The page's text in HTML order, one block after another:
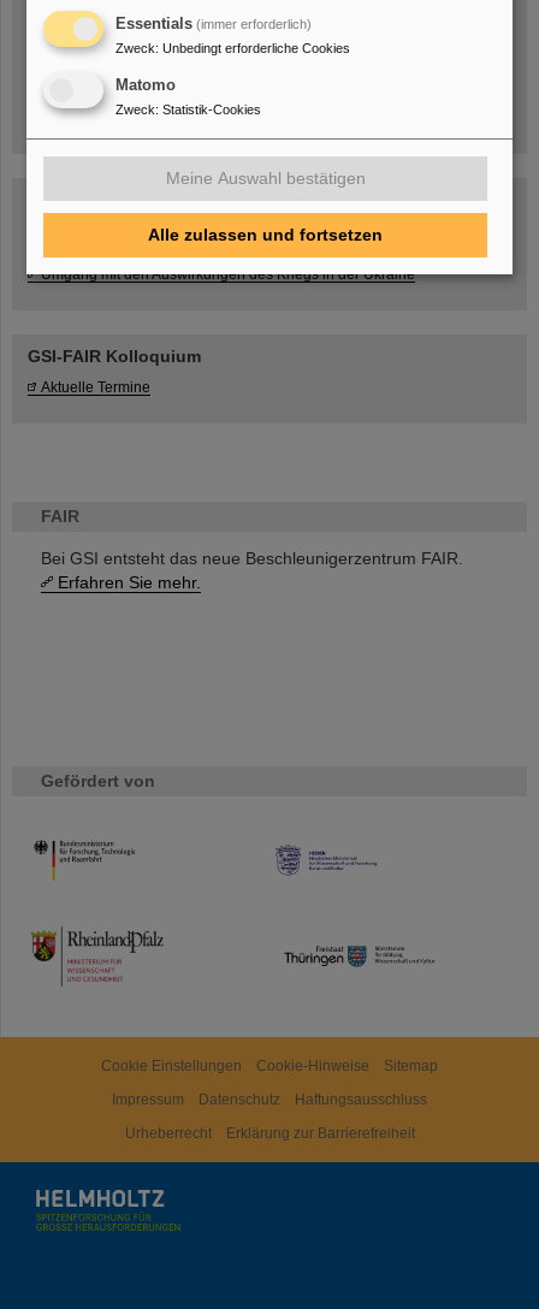
FAIR
Bei GSI entsteht das neue Beschleunigerzentrum FAIR.
Erfahren Sie mehr.
Gefördert von
HMWK
TMWWDG
Blog Beam On
Menschen...hinter GSI und FAIR.
Umgang mit den Auswirkungen des Kriegs in der Ukraine
GSI-FAIR Kolloquium
Aktuelle Termine
Cookie Einstellungen Cookie-Hinweise
Sitemap
Impressum
Datenschutz
Haftungsausschluss
Urheberrecht
Erklärung zur Barrierefreiheit
Essentials (immer erforderlich)
Zweck: Unbedingt erforderliche Cookies
Matomo
Zweck: Statistik-Cookies
Meine Auswahl bestätigen
Alle zulassen und fortsetzen